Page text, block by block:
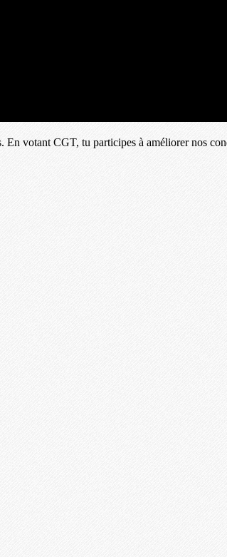
En votant CGT, tu participes à améliorer nos